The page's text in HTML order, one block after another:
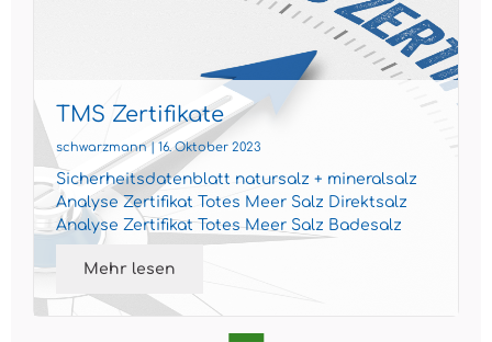
TMS Zertifikate
schwarzmann | 16. Oktober 2023
Sicherheitsdatenblatt natursalz + mineralsalz
Analyse Zertifikat Totes Meer Salz Direktsalz
Analyse Zertifikat Totes Meer Salz Badesalz
Analyse Zertif...
Mehr lesen